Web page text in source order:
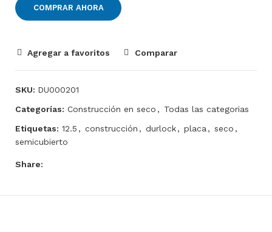
COMPRAR AHORA
Agregar a favoritos Comparar
SKU: DU000201
Categorías: Construcción en seco , Todas las categorias
Etiquetas: 12.5 , construcción , durlock, placa , seco ,
semicubierto
Share: